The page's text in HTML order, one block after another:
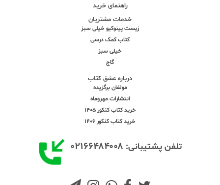
راهنمای خرید
خدمات مشتریان
زیست پینوکیو خیلی سبز
کتاب کمک درسی
خیلی سبز
گاج
درباره عشق کتاب
مولفان برگزیده
انتشارات مهروماه
خرید کتاب کنکور 1405
خرید کتاب کنکور 1406
تلفن پشتیبانی: ۰۲۱۶۶۴۸۴۰۰۸